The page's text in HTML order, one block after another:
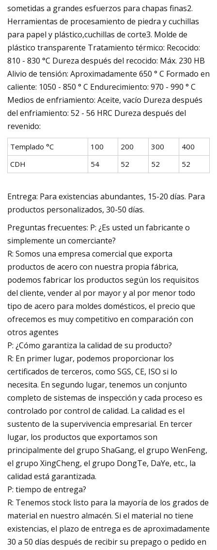
sometidas a grandes esfuerzos para chapas finas2.
Herramientas de procesamiento de piedra y cuchillas
para papel y plástico,cuchillas de corte3. Molde de
plástico transparente Tratamiento térmico: Recocido:
810 - 830 °C Dureza después del recocido: Máx. 230 HB
Alivio de tensión: Aproximadamente 650 ° C Formado en
caliente: 1050 - 850 ° C Endurecimiento: 970 - 990 ° C
Medios de enfriamiento: Aceite, vacío Dureza después
del enfriamiento: 52 - 56 HRC Dureza después del
revenido:
Templado °C 100 200 300
400
CDH
54 52 52 52
Entrega: Para existencias abundantes, 15-20 días. Para
productos personalizados, 30-50 días.
Preguntas frecuentes: P: ¿Es usted un fabricante o
simplemente un comerciante?
R: Somos una empresa comercial que exporta
productos de acero con nuestra propia fábrica,
podemos fabricar los productos según los requisitos
del cliente, vender al por mayor y al por menor todo
tipo de acero para moldes domésticos, el precio que
ofrecemos es muy competitivo en comparación con
otros agentes
P: ¿Cómo garantiza la calidad de su producto?
R: En primer lugar, podemos proporcionar los
certificados de terceros, como SGS, CE, ISO si lo
necesita. En segundo lugar, tenemos un conjunto
completo de sistemas de inspección y cada proceso es
controlado por control de calidad. La calidad es el
sustento de la supervivencia empresarial. En tercer
lugar, los productos que exportamos son
principalmente del grupo ShaGang, el grupo WenFeng,
el grupo XingCheng, el grupo DongTe, DaYe, etc., la
calidad está garantizada.
P: tiempo de entrega?
R: Tenemos stock listo para la mayoría de los grados de
material en nuestro almacén. Si el material no tiene
existencias, el plazo de entrega es de aproximadamente
30 a 50 días después de recibir su prepago o pedido en